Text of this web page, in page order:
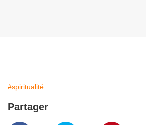
#spiritualité
Partager